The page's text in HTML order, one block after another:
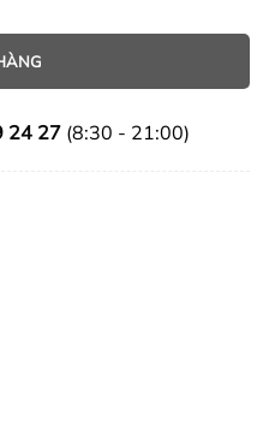
24 27(8:30 - 21:00)